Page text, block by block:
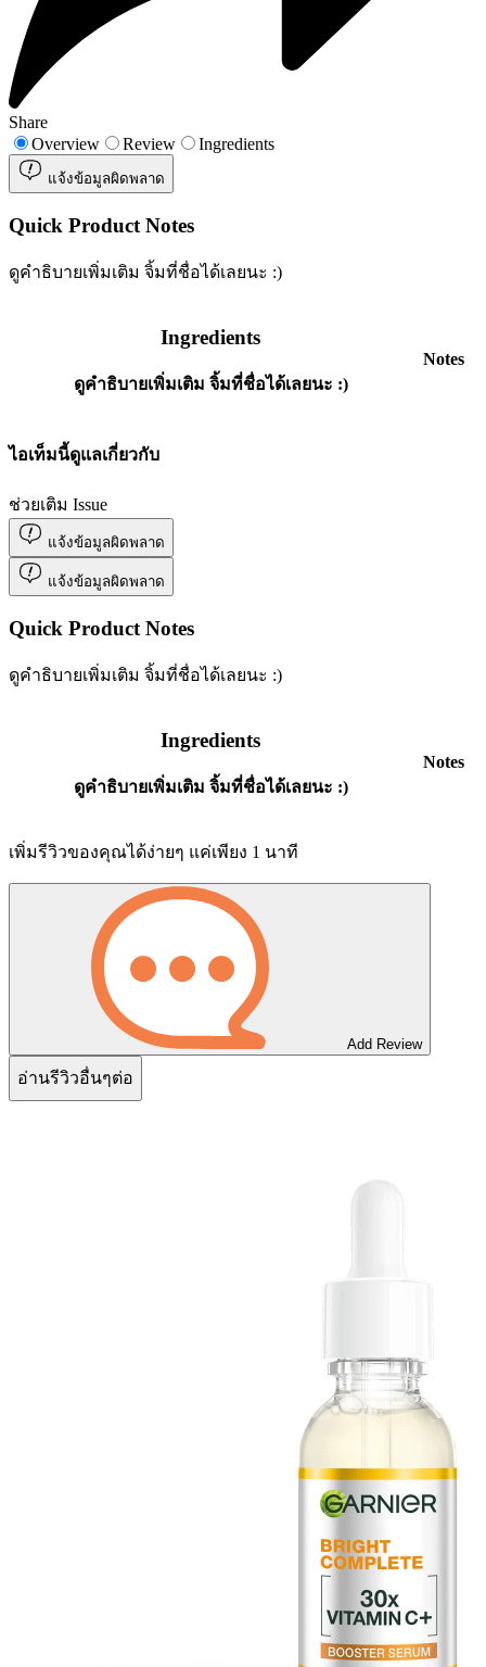
Share
Overview
Review Ingredients
แจ้งข้อมูลผิดพลาด
Quick Product Notes
ดูคำธิบายเพิ่มเติม จิ้มที่ชื่อได้เลยนะ :)
Ingredients
ดูคำธิบายเพิ่มเติม จิ้มที่ชื่อได้เลยนะ :)
Notes
ไอเท็มนี้ดูแลเกี่ยวกับ
ช่วยเติม Issue
แจ้งข้อมูลผิดพลาด
แจ้งข้อมูลผิดพลาด
Quick Product Notes
ดูคำธิบายเพิ่มเติม จิ้มที่ชื่อได้เลยนะ :)
Ingredients
ดูคำธิบายเพิ่มเติม จิ้มที่ชื่อได้เลยนะ :)
Notes
เพิ่มรีวิวของคุณได้ง่ายๆ แค่เพียง 1 นาที
Add Review
อ่านรีวิวอื่นๆต่อ